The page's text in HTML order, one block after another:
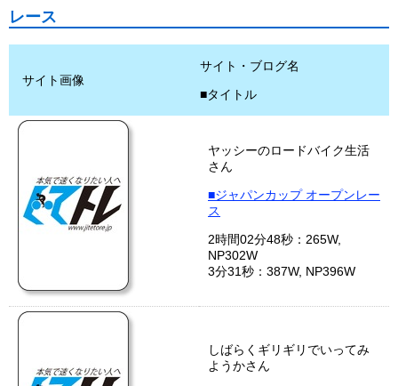
レース
サイト画像
サイト・ブログ名
■タイトル
ヤッシーのロードバイク生活
さん
■ジャパンカップ オープンレー
ス
2時間02分48秒：265W,
NP302W
3分31秒：387W, NP396W
しばらくギリギリでいってみ
ようかさん